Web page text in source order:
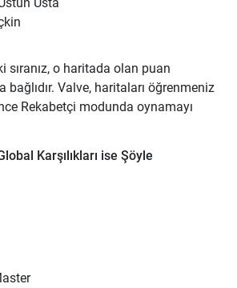
sıranız, o haritada olan puan
bağlıdır. Valve, haritaları öğrenmeniz
Rekabetçi modunda oynamayı
Karşılıkları ise Şöyle